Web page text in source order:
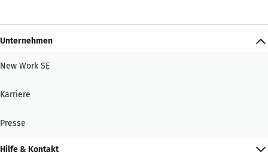
Unternehmen
New Work SE
Karriere
Presse
Hilfe & Kontakt